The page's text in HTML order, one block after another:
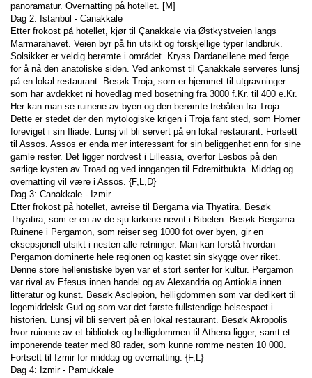
panoramatur. Overnatting på hotellet. [M]
Dag 2: Istanbul - Canakkale
Etter frokost på hotellet, kjør til Çanakkale via Østkystveien langs
Marmarahavet. Veien byr på fin utsikt og forskjellige typer landbruk.
Solsikker er veldig berømte i området. Kryss Dardanellene med ferge
for å nå den anatoliske siden. Ved ankomst til Çanakkale serveres lunsj
på en lokal restaurant. Besøk Troja, som er hjemmet til utgravninger
som har avdekket ni hovedlag med bosetning fra 3000 f.Kr. til 400 e.Kr.
Her kan man se ruinene av byen og den berømte trebåten fra Troja.
Dette er stedet der den mytologiske krigen i Troja fant sted, som Homer
foreviget i sin Iliade. Lunsj vil bli servert på en lokal restaurant. Fortsett
til Assos. Assos er enda mer interessant for sin beliggenhet enn for sine
gamle rester. Det ligger nordvest i Lilleasia, overfor Lesbos på den
sørlige kysten av Troad og ved inngangen til Edremitbukta. Middag og
overnatting vil være i Assos. {F,L,D}
Dag 3: Canakkale - Izmir
Etter frokost på hotellet, avreise til Bergama via Thyatira. Besøk
Thyatira, som er en av de sju kirkene nevnt i Bibelen. Besøk Bergama.
Ruinene i Pergamon, som reiser seg 1000 fot over byen, gir en
eksepsjonell utsikt i nesten alle retninger. Man kan forstå hvordan
Pergamon dominerte hele regionen og kastet sin skygge over riket.
Denne store hellenistiske byen var et stort senter for kultur. Pergamon
var rival av Efesus innen handel og av Alexandria og Antiokia innen
litteratur og kunst. Besøk Asclepion, helligdommen som var dedikert til
legemiddelsk Gud og som var det første fullstendige helsespaet i
historien. Lunsj vil bli servert på en lokal restaurant. Besøk Akropolis
hvor ruinene av et bibliotek og helligdommen til Athena ligger, samt et
imponerende teater med 80 rader, som kunne romme nesten 10 000.
Fortsett til Izmir for middag og overnatting. {F,L}
Dag 4: Izmir - Pamukkale